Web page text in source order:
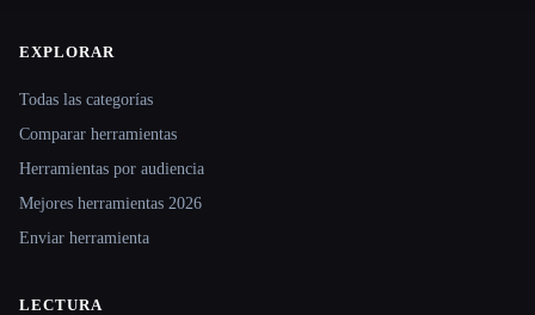
Site navigation
EXPLORAR
Todas las categorías
Comparar herramientas
Herramientas por audiencia
Mejores herramientas 2026
Enviar herramienta
LECTURA